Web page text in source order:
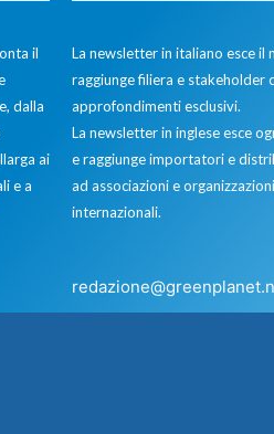
il
dalla
ai
e a
La newsletter in italiano esce il
raggiunge filiera e stakeholder
approfondimenti esclusivi.
La newsletter in inglese esce
e raggiunge importatori e
ad associazioni e organizzazioni
internazionali.